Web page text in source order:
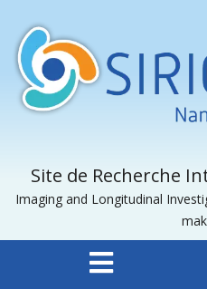
Site de Recherche
Imaging and Longitudinal